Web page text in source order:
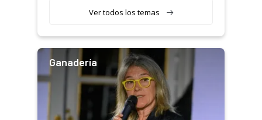
variedades que marcan un
salto tecnológico en genética y
Ver todos los temas
Ganadería